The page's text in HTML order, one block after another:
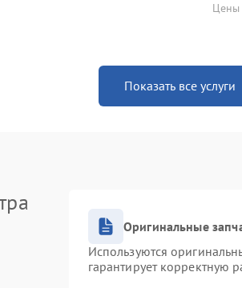
Цены
Показать все услуги
Оригинальные
Используются
гарантирует корректную